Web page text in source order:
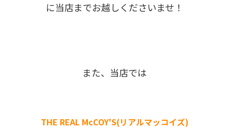
に当店までお越しくださいませ！
また、当店では
THE REAL McCOY'S(リアルマッコイズ)